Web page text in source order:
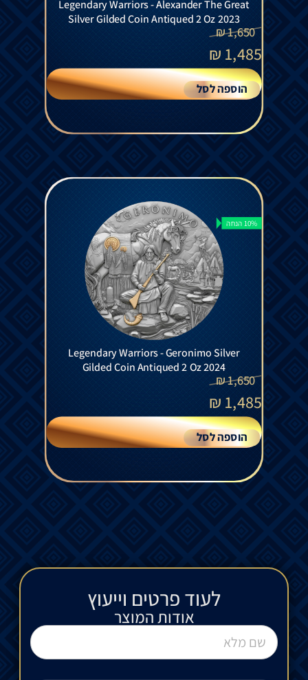
Legendary Warriors - Alexander The Great
Silver Gilded Coin Antiqued 2 Oz 2023
1,650
₪
1,485
₪
הוספה לסל
10% הנחה
Legendary Warriors - Geronimo Silver
Gilded Coin Antiqued 2 Oz 2024
1,650
₪
1,485
₪
הוספה לסל
לעוד פרטים וייעוץ​
אודות המוצר